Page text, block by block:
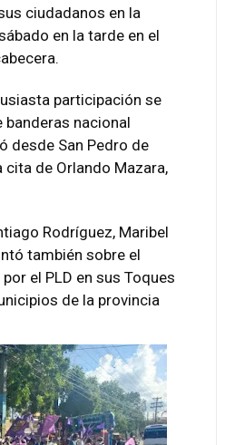
ciudadanos en la
en la tarde en el
participación se
banderas nacional
desde San Pedro de
cita de Orlando Mazara,
Rodríguez, Maribel
también sobre el
el PLD en sus Toques
de la provincia